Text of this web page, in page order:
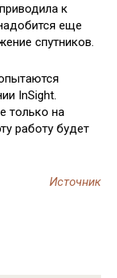
к
еще
спутников.
InSight.
только на
работу будет
Источник